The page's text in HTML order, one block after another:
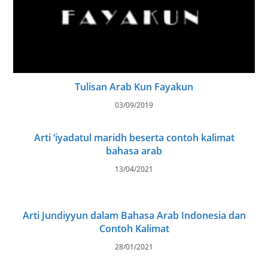
Tulisan Arab Kun Fayakun
03/09/2019
Arti ‘iyadatul maridh beserta contoh kalimat
bahasa arab
13/04/2021
Arti Jundiyyun dalam Bahasa Arab Indonesia dan
Contoh Kalimat
28/01/2021